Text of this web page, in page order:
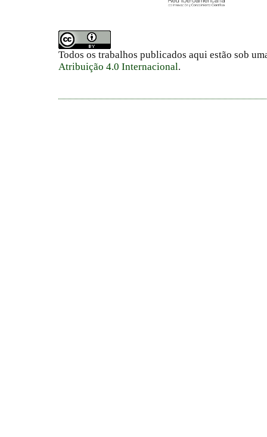
Todos os trabalhos publicados aqui estão sob
Atribuição 4.0 Internacional.